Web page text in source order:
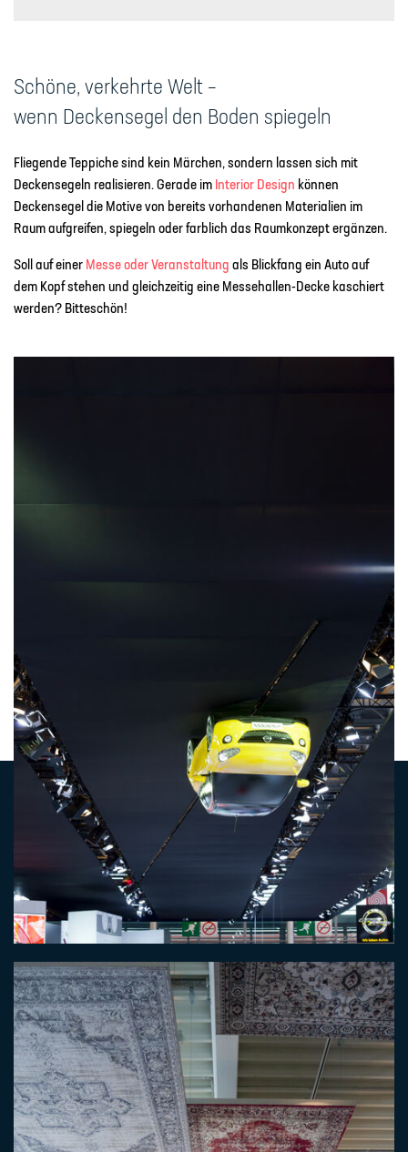
Schöne, verkehrte Welt –
wenn Deckensegel den Boden spiegeln
Fliegende Teppiche sind kein Märchen, sondern lassen sich mit
Deckensegeln realisieren. Gerade im Interior Design können
Deckensegel die Motive von bereits vorhandenen Materialien im
Raum aufgreifen, spiegeln oder farblich das Raumkonzept ergänzen.
Soll auf einer Messe oder Veranstaltung als Blickfang ein Auto auf
dem Kopf stehen und gleichzeitig eine Messehallen-Decke kaschiert
werden? Bitteschön!